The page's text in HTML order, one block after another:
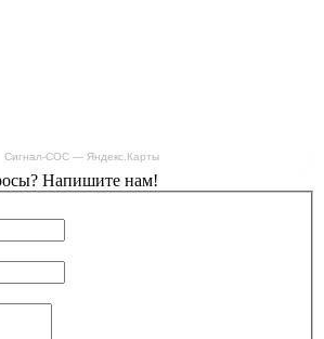
Сигнал-СОС — Яндекс.Карты
Напишите нам!